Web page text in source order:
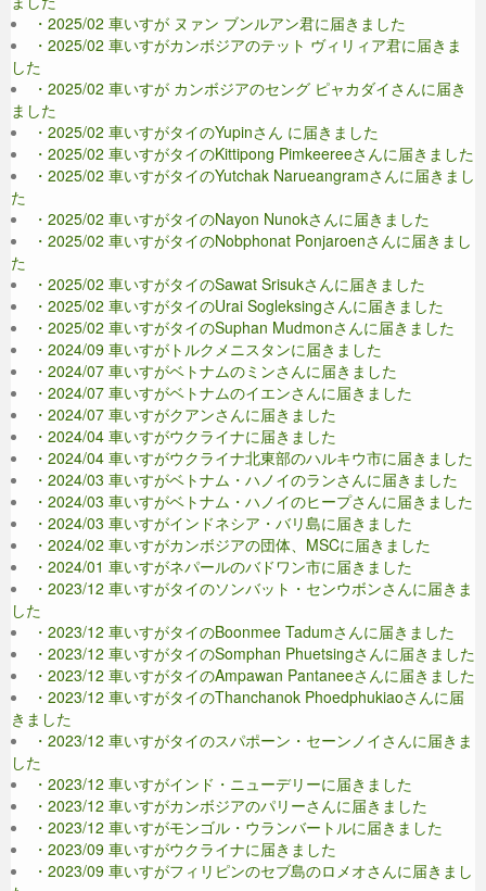
・2025/02 車いすが ヌァン ブンルアン君に届きました
・2025/02 車いすがカンボジアのテット ヴィリィア君に届きま
した
・2025/02 車いすが カンボジアのセング ピャカダイさんに届き
ました
・2025/02 車いすがタイのYupinさん に届きました
・2025/02 車いすがタイのKittipong Pimkeereeさんに届きました
・2025/02 車いすがタイのYutchak Narueangramさんに届きまし
た
・2025/02 車いすがタイのNayon Nunokさんに届きました
・2025/02 車いすがタイのNobphonat Ponjaroenさんに届きまし
た
・2025/02 車いすがタイのSawat Srisukさんに届きました
・2025/02 車いすがタイのUrai Sogleksingさんに届きました
・2025/02 車いすがタイのSuphan Mudmonさんに届きました
・2024/09 車いすがトルクメニスタンに届きました
・2024/07 車いすがベトナムのミンさんに届きました
・2024/07 車いすがベトナムのイエンさんに届きました
・2024/07 車いすがクアンさんに届きました
・2024/04 車いすがウクライナに届きました
・2024/04 車いすがウクライナ北東部のハルキウ市に届きました
・2024/03 車いすがベトナム・ハノイのランさんに届きました
・2024/03 車いすがベトナム・ハノイのヒープさんに届きました
・2024/03 車いすがインドネシア・バリ島に届きました
・2024/02 車いすがカンボジアの団体、MSCに届きました
・2024/01 車いすがネパールのバドワン市に届きました
・2023/12 車いすがタイのソンバット・センウボンさんに届きま
した
・2023/12 車いすがタイのBoonmee Tadumさんに届きました
・2023/12 車いすがタイのSomphan Phuetsingさんに届きました
・2023/12 車いすがタイのAmpawan Pantaneeさんに届きました
・2023/12 車いすがタイのThanchanok Phoedphukiaoさんに届
きました
・2023/12 車いすがタイのスパポーン・セーンノイさんに届きま
した
・2023/12 車いすがインド・ニューデリーに届きました
・2023/12 車いすがカンボジアのパリーさんに届きました
・2023/12 車いすがモンゴル・ウランバートルに届きました
・2023/09 車いすがウクライナに届きました
・2023/09 車いすがフィリピンのセブ島のロメオさんに届きまし